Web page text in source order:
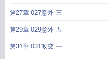
第27章 027意外 三
第29章 029意外 五
第31章 031改变 一